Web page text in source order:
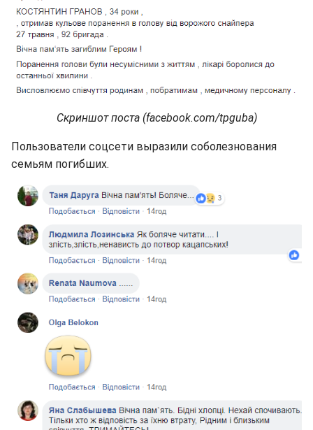
Скриншот поста (facebook.com/tpguba)
Пользователи соцсети выразили соболезнования
семьям погибших.